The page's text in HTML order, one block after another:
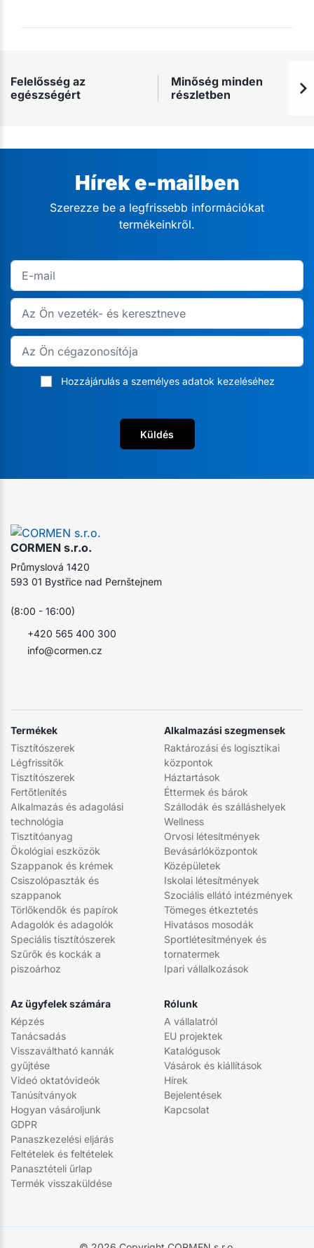
Felelősség az
egészségért
Minőség minden
részletben
Hírek e-mailben
Szerezze be a legfrissebb információkat
termékeinkről.
Hozzájárulás a személyes adatok kezeléséhez
Küldés
CORMEN s.r.o.
info@cormen.cz
+420 565 400 300
Průmyslová 1420
593 01 Bystřice nad Pernštejnem
(8:00 - 16:00)
Termékek
Tisztítószerek
Légfrissítők
Tisztítószerek
Fertőtlenítés
Alkalmazás és adagolási
technológia
Tisztítóanyag
Ökológiai eszközök
Szappanok és krémek
Csiszolópaszták és
szappanok
Törlőkendők és papírok
Adagolók és adagolók
Speciális tisztítószerek
Szűrők és kockák a
piszoárhoz
Alkalmazási szegmensek
Raktározási és logisztikai
központok
Háztartások
Éttermek és bárok
Szállodák és szálláshelyek
Wellness
Orvosi létesítmények
Bevásárlóközpontok
Középületek
Iskolai létesítmények
Szociális ellátó intézmények
Tömeges étkeztetés
Hivatásos mosodák
Sportlétesítmények és
tornatermek
Ipari vállalkozások
Az ügyfelek számára
Képzés
Tanácsadás
Visszaváltható kannák
gyűjtése
Videó oktatóvideók
Tanúsítványok
Hogyan vásároljunk
GDPR
Panaszkezelési eljárás
Feltételek és feltételek
Panasztételi űrlap
Termék visszaküldése
Rólunk
A vállalatról
EU projektek
Katalógusok
Vásárok és kiállítások
Hírek
Bejelentések
Kapcsolat